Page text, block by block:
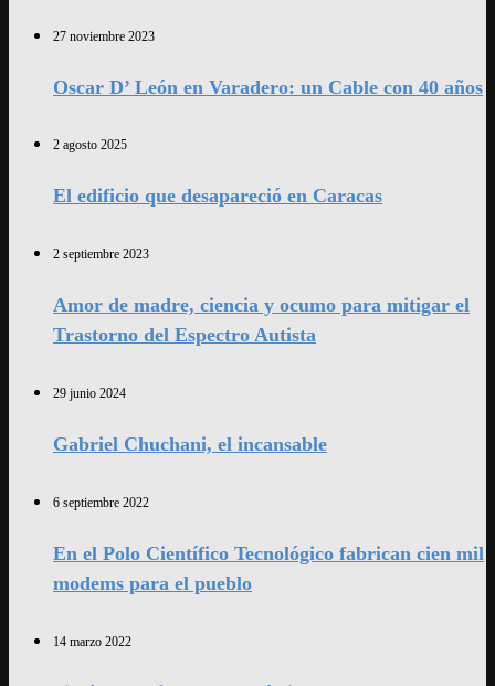
27 noviembre 2023
Oscar D’ León en Varadero: un Cable con 40 años
2 agosto 2025
El edificio que desapareció en Caracas
2 septiembre 2023
Amor de madre, ciencia y ocumo para mitigar el
Trastorno del Espectro Autista
29 junio 2024
Gabriel Chuchani, el incansable
6 septiembre 2022
En el Polo Científico Tecnológico fabrican cien mil
modems para el pueblo
14 marzo 2022